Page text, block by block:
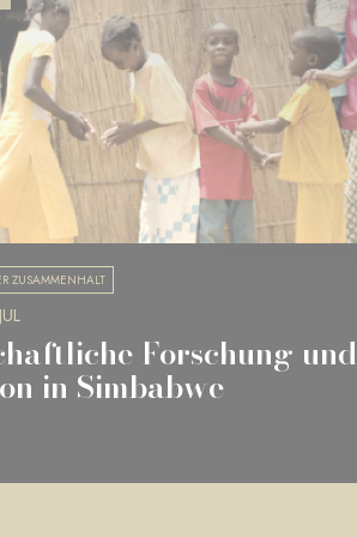
ZUSAMMENHALT
Forschung
in Simbabwe